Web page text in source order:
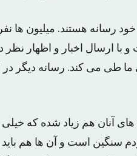
خود رسانه هستند. میلیون
ارسال اخبار و اظهار نظر
ما طی می کند. رسانه دیگر در
آنان هم زیاد شده که
است و آن ها هم باید